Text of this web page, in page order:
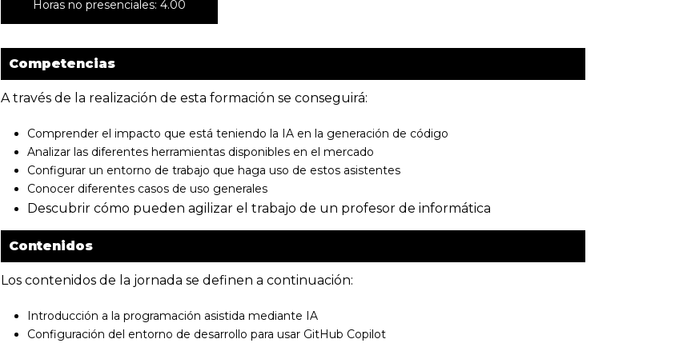
Horas no presenciales: 4.00
Competencias
A través de la realización de esta formación se conseguirá:
Comprender el impacto que está teniendo la IA en la generación de código
Analizar las diferentes herramientas disponibles en el mercado
Configurar un entorno de trabajo que haga uso de estos asistentes
Conocer diferentes casos de uso generales
Descubrir cómo pueden agilizar el trabajo de un profesor de informática
Contenidos
Los contenidos de la jornada se definen a continuación:
Introducción a la programación asistida mediante IA
Configuración del entorno de desarrollo para usar GitHub Copilot